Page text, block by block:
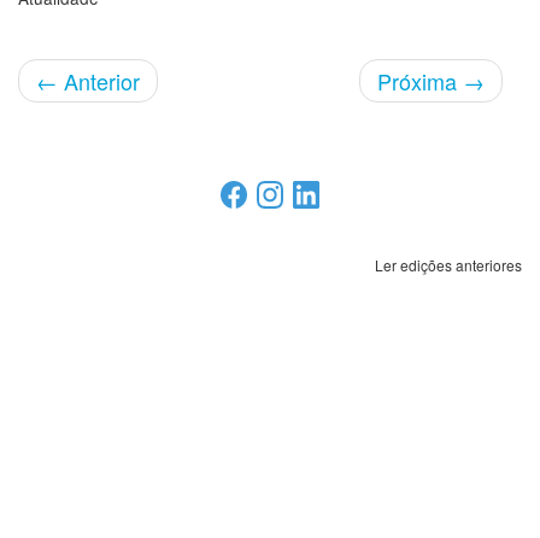
← Anterior Próxima →
Ler edições anteriores